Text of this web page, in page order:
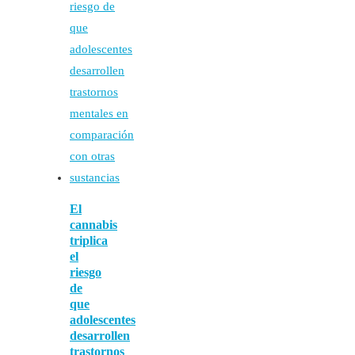
El
cannabis
triplica
el
riesgo
de
que
adolescentes
desarrollen
trastornos